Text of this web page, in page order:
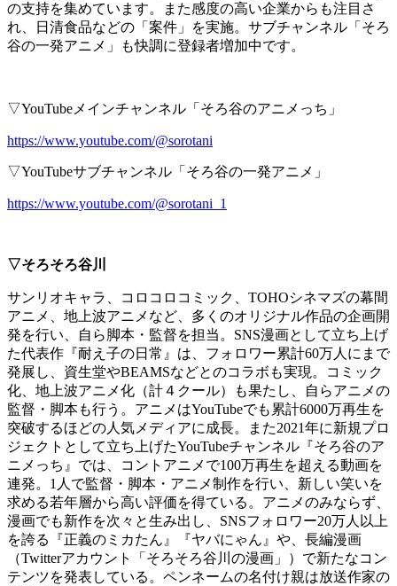
の支持を集めています。また感度の高い企業からも注目さ
れ、日清食品などの「案件」を実施。サブチャンネル「そろ
谷の一発アニメ」も快調に登録者増加中です。
▽YouTubeメインチャンネル「そろ谷のアニメっち」
https://www.youtube.com/@sorotani
▽YouTubeサブチャンネル「そろ谷の一発アニメ」
https://www.youtube.com/@sorotani_1
▽そろそろ谷川
サンリオキャラ、コロコロコミック、TOHOシネマズの幕間
アニメ、地上波アニメなど、多くのオリジナル作品の企画開
発を行い、自ら脚本・監督を担当。SNS漫画として立ち上げ
た代表作『耐え子の日常』は、フォロワー累計60万人にまで
発展し、資生堂やBEAMSなどとのコラボも実現。コミック
化、地上波アニメ化（計４クール）も果たし、自らアニメの
監督・脚本も行う。アニメはYouTubeでも累計6000万再生を
突破するほどの人気メディアに成長。また2021年に新規プロ
ジェクトとして立ち上げたYouTubeチャンネル『そろ谷のア
ニメっち』では、コントアニメで100万再生を超える動画を
連発。1人で監督・脚本・アニメ制作を行い、新しい笑いを
求める若年層から高い評価を得ている。アニメのみならず、
漫画でも新作を次々と生み出し、SNSフォロワー20万人以上
を誇る『正義のミカたん』『ヤバにゃん』や、長編漫画
（Twitterアカウント「そろそろ谷川の漫画」）で新たなコン
テンツを発表している。ペンネームの名付け親は放送作家の